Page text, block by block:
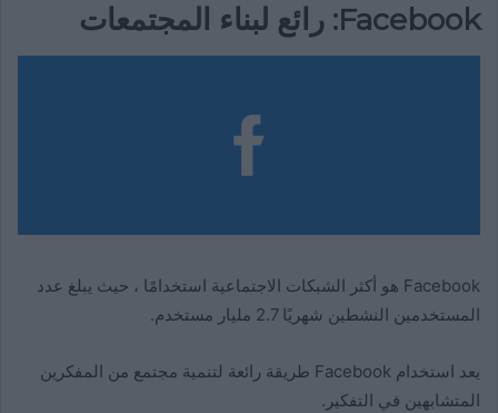
Facebook: رائع لبناء المجتمعات
Facebook هو أكثر الشبكات الاجتماعية استخدامًا ، حيث يبلغ عدد
المستخدمين النشطين شهريًا 2.7 مليار مستخدم.
يعد استخدام Facebook طريقة رائعة لتنمية مجتمع من المفكرين
المتشابهين في التفكير.